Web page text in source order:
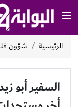
الرئيسية شؤون
السفير أبو